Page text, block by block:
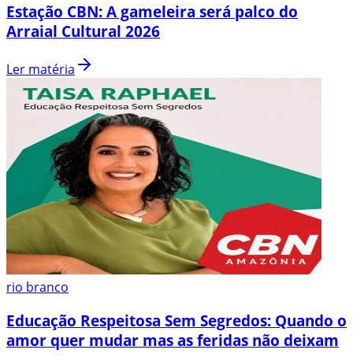
Estação CBN: A gameleira será palco do
Arraial Cultural 2026
Ler matéria
rio branco
Educação Respeitosa Sem Segredos: Quando o
amor quer mudar mas as feridas não deixam